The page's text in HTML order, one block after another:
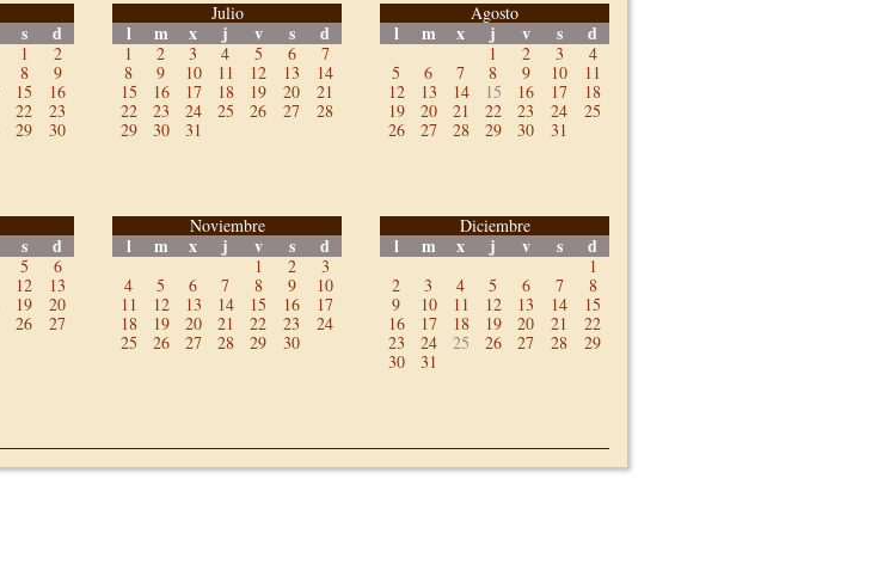
s d
1
2
8
9
15
16
22
23
29 30
Julio
l m x j v s d
1 2 3 4 5 6
7
8
9 10 11 12 13
14
15
16 17 18 19 20
21
22
23 24 25 26 27
28
29
30 31
Agosto
l m x j v s d
1 2 3
4
5
6 7 8 9 10
11
12
13 14 15 16 17
18
19
20 21 22 23 24
25
26
27 28 29 30 31
s d
5
6
12
13
19
20
26
27
Noviembre
l m x j v s d
1 2
3
4
5 6 7 8 9
10
11
12 13 14 15 16
17
18
19 20 21 22 23
24
25
26 27 28 29 30
Diciembre
l m x j v s d
1
2
3 4 5 6 7
8
9
10 11 12 13 14
15
16
17 18 19 20 21
22
23
24 25 26 27 28
29
30
31